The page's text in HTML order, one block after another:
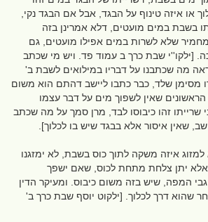
או איזה טינוף על הבגד, אבל אם הבגד נקי,
בשבת במים מועטים, דלא אמרינן בזה
שלא לשרות במים אפילו מועטים, גם
[ילקו''י שבת כרך ב עמוד פד. ויש מי שכתב
מה שכתבנו על דבריו במילואים לשבת ב'
מסימן שלד, כבר כתבו ליישב דהתם הוא משום
שאין לשפוך מים על דבר עצמו
זהו כיבוסו לבד, מרן סמך על מה שכתב
שאין איסור אלא בבגד שיש בו לכלוך].
איזה משקה לתוך כוס בשבת, לא ימזגנו
יתן צלחת מתחת לכוס, שאם ישפך
המפה, שיש בזה משום כיבוס. ומעיקר הדין
שהוא דרך לכלוך. [ילקוט יוסף שבת כרך ב'